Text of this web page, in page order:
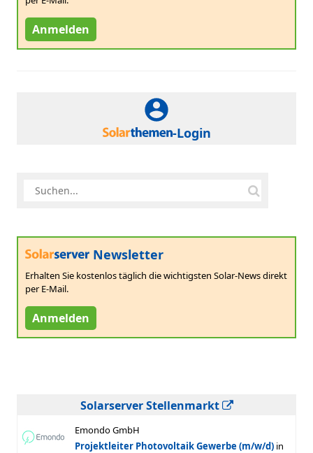
Anmelden
-Login
Newsletter
Erhalten Sie kostenlos täglich die wichtigsten Solar-News direkt
per E-Mail.
Anmelden
Solarserver Stellenmarkt